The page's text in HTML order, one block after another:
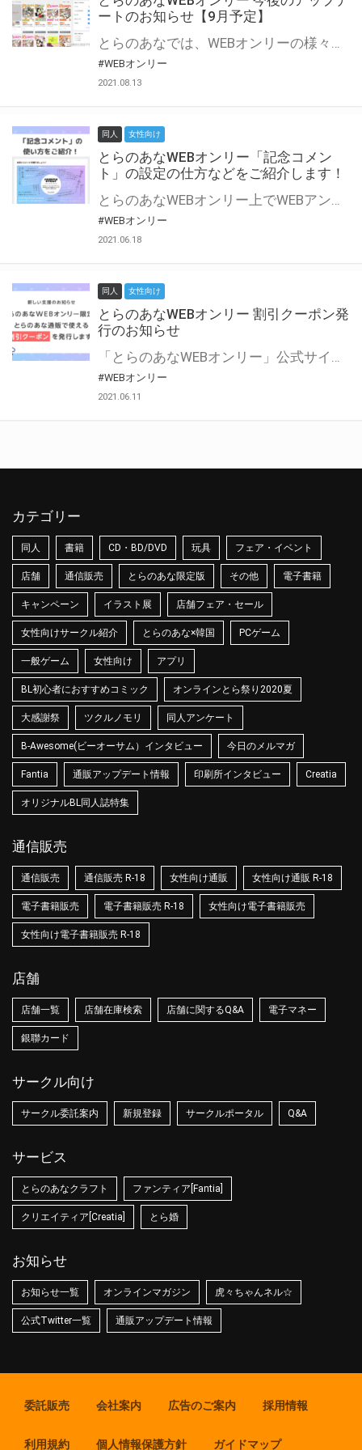
ートのお知らせ【9月予定】
とらのあなでは、WEBオンリーの様々な支援を実施しています。 今回は2021年9月に実装を予定しているアップデート情報についてご紹介いたします。 とらのあなWEBオンリーサイトはこちら
#WEBオンリー
2021.08.13
同人 女性向け
とらのあなWEBオンリー「記念コメン
ト」の設定の仕方などをご紹介します！
とらのあなWEBオンリー上でWEBアンソロジーが作成できる「記念コメント」について、その使い方や作成手順を解説します！ 支援タイプを「サークル参加型」「サークル参加型・マルシェ(イベント会場)機能付き」でお申し込みいただいている主催者様はぜひご活用ください♪ とらのあなWEBオンリーサイトはこちら
#WEBオンリー
2021.06.18
同人 女性向け
とらのあなWEBオンリー 割引クーポン発
行のお知らせ
「とらのあなWEBオンリー」公式サイトでとらのあな通販の「割引クーポン」を配布中！ イベントごとに開催当日限定で使える割引クーポンのシリアルコードを発行します。 とらのあなWEBオンリーのページをチェックして、イベント当日にお得にお買い物を楽しみましょう♪ ※本キャンペーンは予告なく終了する場合がございます。 とらのあなWEBオンリーサイトはこちら
#WEBオンリー
2021.06.11
カテゴリー
同人 書籍 CD・BD/DVD 玩具 フェア・イベント
店舗 通信販売 とらのあな限定版 その他 電子書籍
キャンペーン イラスト展 店舗フェア・セール
女性向けサークル紹介 とらのあな×韓国 PCゲーム
一般ゲーム 女性向け アプリ
BL初心者におすすめコミック オンラインとら祭り2020夏
大感謝祭 ツクルノモリ 同人アンケート
B-Awesome(ビーオーサム）インタビュー 今日のメルマガ
Fantia 通販アップデート情報 印刷所インタビュー Creatia
オリジナルBL同人誌特集
通信販売
通信販売 通信販売 R-18 女性向け通販 女性向け通販 R-18
電子書籍販売 電子書籍販売 R-18 女性向け電子書籍販売
女性向け電子書籍販売 R-18
店舗
店舗一覧 店舗在庫検索 店舗に関するQ&A 電子マネー
銀聯カード
サークル向け
サークル委託案内 新規登録 サークルポータル Q&A
サービス
とらのあなクラフト ファンティア[Fantia]
クリエイティア[Creatia] とら婚
お知らせ
お知らせ一覧 オンラインマガジン 虎々ちゃんネル☆
公式Twitter一覧 通販アップデート情報
委託販売 会社案内 広告のご案内 採用情報
利用規約 個人情報保護方針 ガイドマップ